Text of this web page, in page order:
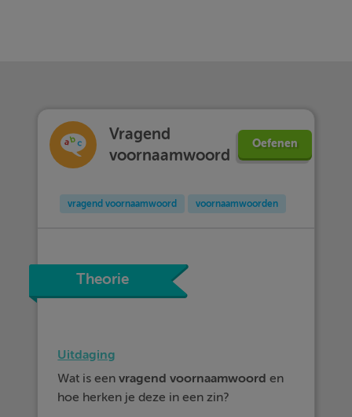
Vragend
voornaamwoord
Oefenen
vragend voornaamwoord voornaamwoorden
Theorie
Uitdaging
Wat is eenvragend voornaamwoord en
hoe herken je deze in een zin?